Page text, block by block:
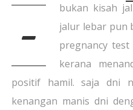
-
bukan kisah
jalur lebar pun
pregnancy
kerana
positif hamil. saja dni
kenangan manis dni